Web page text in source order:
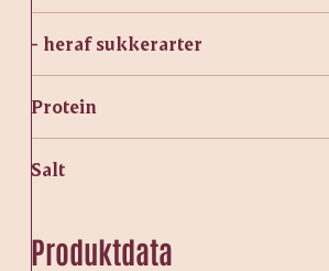
- heraf sukkerarter
Protein
Salt
Produktdata